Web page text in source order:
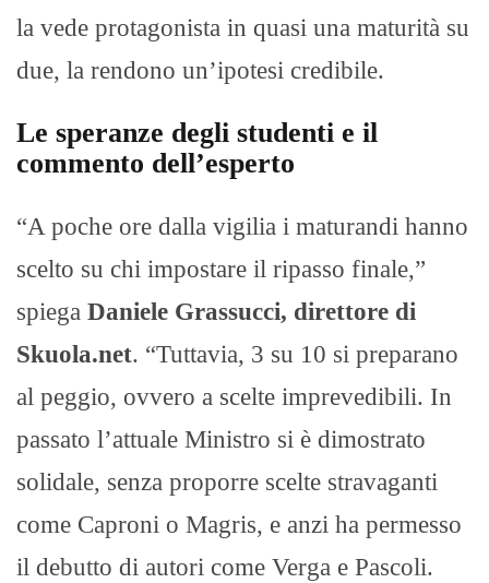
la vede protagonista in quasi una maturità su
due, la rendono un’ipotesi credibile.
Le speranze degli studenti e il
commento dell’esperto
“A poche ore dalla vigilia i maturandi hanno
scelto su chi impostare il ripasso finale,”
spiega Daniele Grassucci, direttore di
Skuola.net. “Tuttavia, 3 su 10 si preparano
al peggio, ovvero a scelte imprevedibili. In
passato l’attuale Ministro si è dimostrato
solidale, senza proporre scelte stravaganti
come Caproni o Magris, e anzi ha permesso
il debutto di autori come Verga e Pascoli.